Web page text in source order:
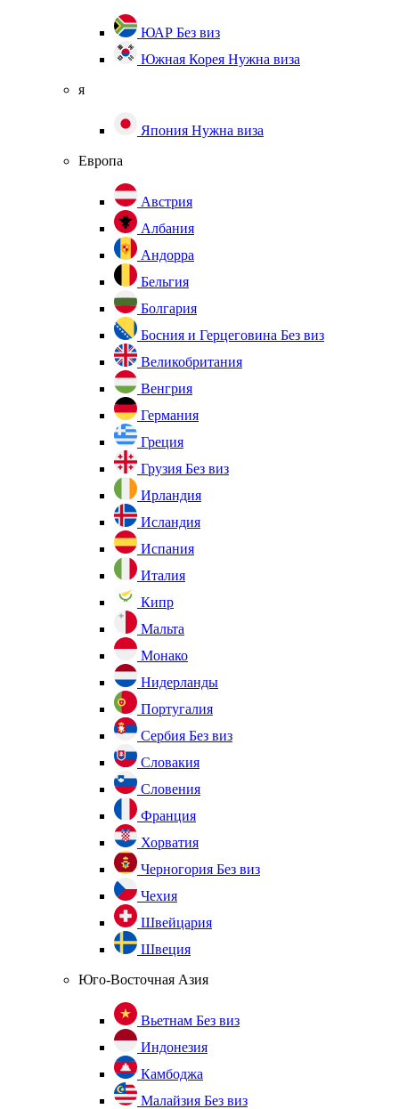
ЮАР Без виз
Южная Корея Нужна виза
я
Япония Нужна виза
Европа
Австрия
Албания
Андорра
Бельгия
Болгария
Босния и Герцеговина Без виз
Великобритания
Венгрия
Германия
Греция
Грузия Без виз
Ирландия
Исландия
Испания
Италия
Кипр
Мальта
Монако
Нидерланды
Португалия
Сербия Без виз
Словакия
Словения
Франция
Хорватия
Черногория Без виз
Чехия
Швейцария
Швеция
Юго-Восточная Азия
Вьетнам Без виз
Индонезия
Камбоджа
Малайзия Без виз